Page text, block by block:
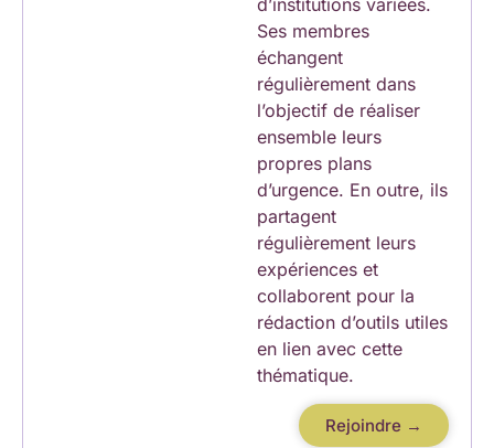
Ses membres
échangent
régulièrement dans
l’objectif de réaliser
ensemble leurs
propres plans
d’urgence. En outre, ils
partagent
régulièrement leurs
expériences et
collaborent pour la
rédaction d’outils utiles
en lien avec cette
thématique.
Rejoindre →